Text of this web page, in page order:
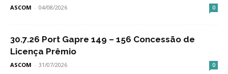
ASCOM - 04/08/2026 0
30.7.26 Port Gapre 149 – 156 Concessão de
Licença Prêmio
ASCOM - 31/07/2026 0